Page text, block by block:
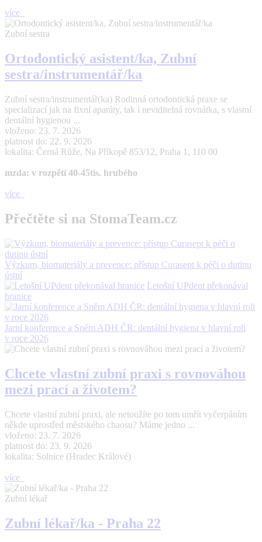
více
Zubní sestra
Ortodontický asistent/ka, Zubní
sestra/instrumentář/ka
Zubní sestra/instrumentář(ka) Rodinná ortodontická praxe se
specializací jak na fixní aparáty, tak i neviditelná rovnátka, s vlastní
dentální hygienou ...
vloženo: 23. 7. 2026
platnost do: 22. 9. 2026
lokalita: Černá Růže, Na Příkopě 853/12, Praha 1, 110 00
mzda: v rozpětí 40-45tis. hrubého
více
Přečtěte si na StomaTeam.cz
Výzkum, biomateriály a prevence: přístup Curasept k péči o dutinu
ústní
Letošní UPdent překonával
hranice
Jarní konference a Sněm ADH ČR: dentální hygiena v hlavní roli
v roce 2026
Chcete vlastní zubní praxi s rovnováhou
mezi prací a životem?
Chcete vlastní zubní praxi, ale netoužíte po tom umřít vyčerpáním
někde uprostřed městského chaosu? Máme jedno ...
vloženo: 23. 7. 2026
platnost do: 23. 9. 2026
lokalita: Solnice (Hradec Králové)
více
Zubní lékař
Zubní lékař/ka - Praha 22